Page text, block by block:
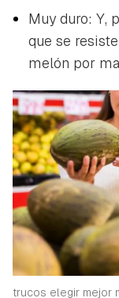
Guardar
Para poder
iniciar sesión
Muy duro: Y,
que se
melón por
trucos elegir mejor
Gracias